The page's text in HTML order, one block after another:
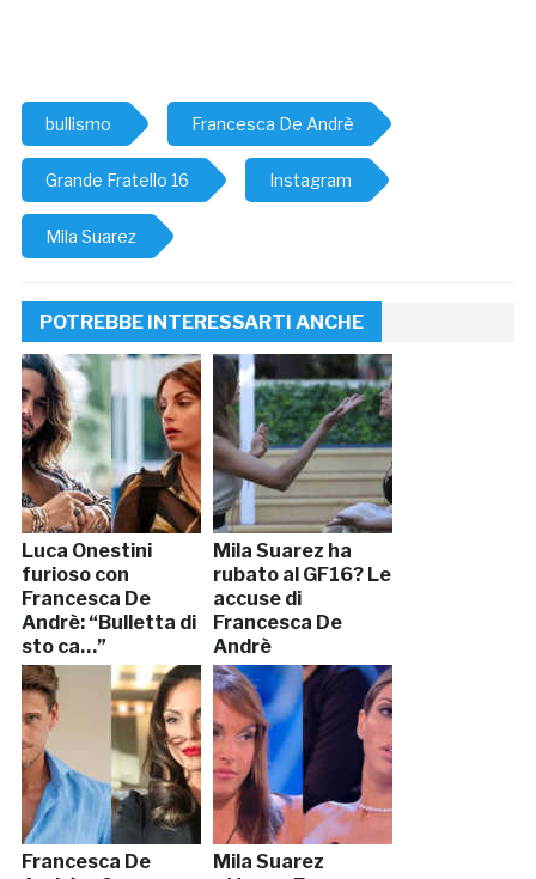
bullismo Francesca De Andrè
Grande Fratello 16 Instagram
Mila Suarez
POTREBBE INTERESSARTI ANCHE
Luca Onestini
furioso con
Francesca De
Andrè: “Bulletta di
sto ca…”
Mila Suarez ha
rubato al GF16? Le
accuse di
Francesca De
Andrè
Francesca De
Mila Suarez